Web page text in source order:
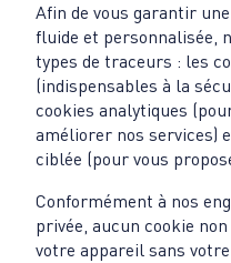
Afin de vous garantir
fluide et personnalisée,
types de traceurs : les
(indispensables à la
cookies analytiques
améliorer nos services)
ciblée (pour vous
Conformément à nos
privée, aucun cookie
votre appareil sans